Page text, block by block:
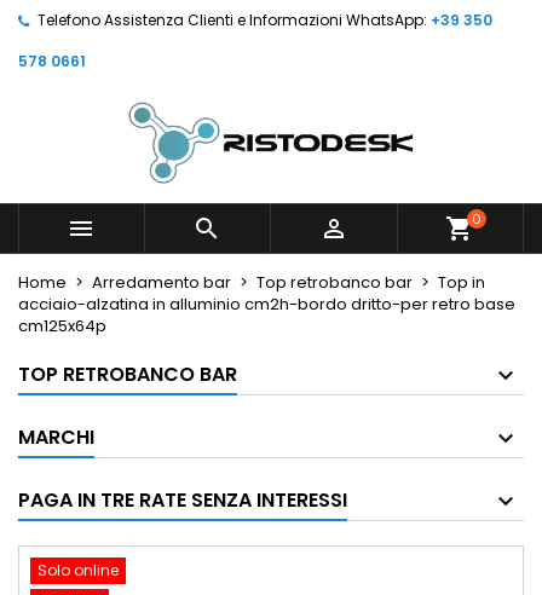
Telefono Assistenza Clienti e Informazioni WhatsApp: +39 350
578 0661
   shopping_cart0
Home Arredamento bar Top retrobanco bar
Top in
acciaio-alzatina in alluminio cm2h-bordo dritto-per retro base
cm125x64p
TOP RETROBANCO BAR
MARCHI
PAGA IN TRE RATE SENZA INTERESSI
Solo online